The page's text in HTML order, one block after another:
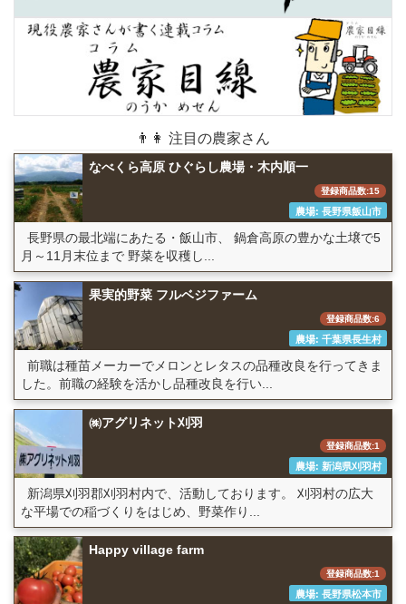
👨👩 注目の農家さん
なべくら高原 ひぐらし農場・木内順一
登録商品数:15
農場: 長野県飯山市
長野県の最北端にあたる・飯山市、 鍋倉高原の豊かな土壌で5
月～11月末位まで 野菜を収穫し...
果実的野菜 フルベジファーム
登録商品数:6
農場: 千葉県長生村
前職は種苗メーカーでメロンとレタスの品種改良を行ってきま
した。前職の経験を活かし品種改良を行い...
㈱アグリネット刈羽
登録商品数:1
農場: 新潟県刈羽村
新潟県刈羽郡刈羽村内で、活動しております。 刈羽村の広大
な平場での稲づくりをはじめ、野菜作り...
Happy village farm
登録商品数:1
農場: 長野県松本市